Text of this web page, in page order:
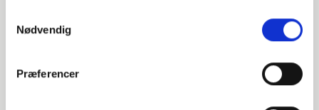
Nødvendig
Præferencer